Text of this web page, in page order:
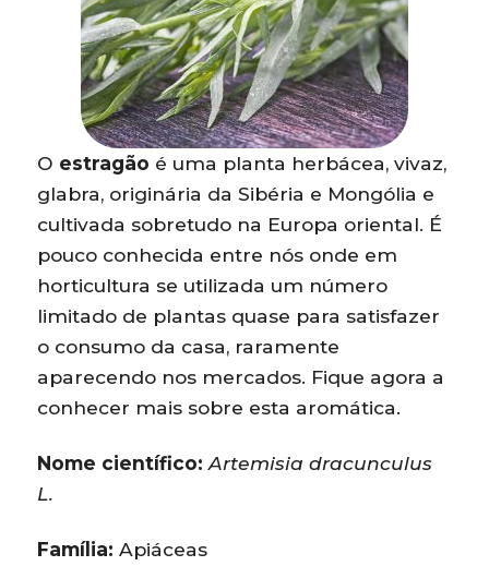
O estragão é uma planta herbácea, vivaz,
glabra, originária da Sibéria e Mongólia e
cultivada sobretudo na Europa oriental. É
pouco conhecida entre nós onde em
horticultura se utilizada um número
limitado de plantas quase para satisfazer
o consumo da casa, raramente
aparecendo nos mercados. Fique agora a
conhecer mais sobre esta aromática.
Nome científico: Artemisia dracunculus
L.
Família: Apiáceas